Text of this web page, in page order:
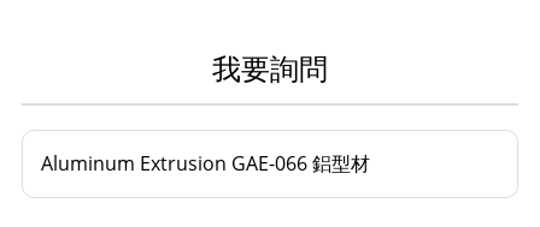
我要詢問
Aluminum Extrusion GAE-066 鋁型材